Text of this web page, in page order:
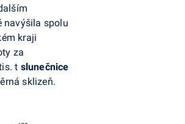
navýšila spolu
kraji
za
t slunečnice
sklizeň.